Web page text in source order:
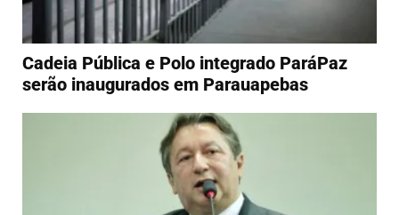
Cadeia Pública e Polo integrado ParáPaz
serão inaugurados em Parauapebas